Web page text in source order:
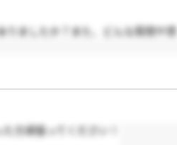
りましたか？また、どんな質問や雰
方頑張ってください！